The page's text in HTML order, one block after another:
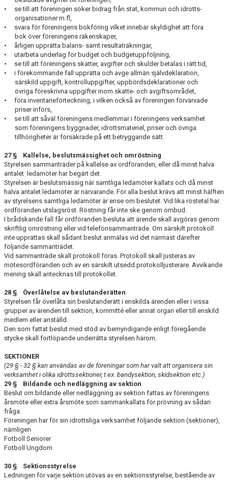
• se till att föreningen söker bidrag från stat, kommun och idrotts-
organisationer m.fl,
• svara för föreningens bokföring vilket innebär skyldighet att föra
bok över för­eningens räkenskaper,
• årligen upprätta balans- samt resultaträkningar,
• utarbeta underlag för budget och budgetuppföljning,
• se till att föreningens skatter, avgifter och skulder betalas i rätt tid,
• i förekommande fall upprätta och avge allmän självdeklaration,
särskild uppgift, kontrolluppgifter, uppbördsdeklarationer och
övriga föreskrivna uppgifter inom skatte- och avgiftsområdet,
• föra inventarieförteckning, i vilken också av föreningen förvärvade
priser införs,
• se till att såväl föreningens medlemmar i föreningens verksamhet
som förening­ens byggnader, idrottsmateriel, priser och övriga
tillhörigheter är försäkrade på ett betryggande sätt.
27 § Kallelse, beslutsmässighet och omröstning
Styrelsen sammanträder på kallelse av ordföranden, eller då minst halva
antalet le­damöter har begärt det.
Styrelsen är besluts­mässig när samtliga ledamöter kallats och då minst
halva antalet ledamöter är närvarande. För alla beslut krävs att minst hälften
av styrelsens samtliga ledamöter är ense om beslutet. Vid lika röstetal har
ordföranden utslagsröst. Röstning får inte ske genom ombud.
I brådskande fall får ordföranden besluta att ärende skall avgöras genom
skriftlig omröstning eller vid telefonsammanträde. Om särskilt protokoll
inte upprättas skall sådant beslut anmälas vid det när­mast därefter
följande sammanträdet.
Vid sammanträde skall protokoll föras. Protokoll skall justeras av
mötesordföranden och av en särskilt utsedd protokolljusterare. Avvikande
mening skall antecknas till proto­kollet.
28 § Överlåtelse av beslutanderätten
Styrelsen får överlåta sin beslutanderätt i enskilda ärenden eller i vissa
grupper av ären­den till sektion, kommitté eller annat organ eller till enskild
medlem eller an­ställd.
Den som fattat beslut med stöd av bemyndigande enligt föregående
stycke skall fortlöpande underrätta styrelsen härom.
SEKTIONER
(29 § - 32 § kan användas av de föreningar som har valt att organisera sin
verksamhet i olika idrottssektioner, t.ex. bandysektion, skidsektion etc.)
29 § Bildande och nedläggning av sektion
Beslut om bildande eller nedläggning av sektion fattas av föreningens
årsmöte eller extra årsmöte som sammankallats för prövning av sådan
fråga.
Föreningen har för sin idrottsliga verksamhet följande sektion (sektioner),
nämligen
Fotboll Seniorer
Fotboll Ungdom
30 § Sektionsstyrelse
Ledningen för varje sektion utövas av en sektionsstyrelse, bestående av